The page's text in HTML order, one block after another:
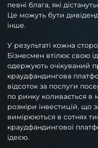
певні блага, які
Це можуть бути
інше.
У результаті кожна
Бізнесмен втілює свою
одержують очікуваний
краудфандингова
відсоток за послуги
по ринку коливається
розміри інвестицій, що
вимірюються в сотнях
краудфандингової
ідеєю.